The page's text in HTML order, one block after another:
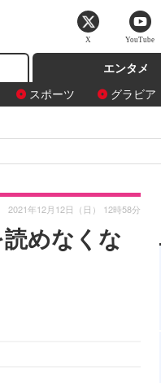
エンタメ
スポーツ グラビア
めなくな
2021年12月12日（日） 12時58分
X YouTube